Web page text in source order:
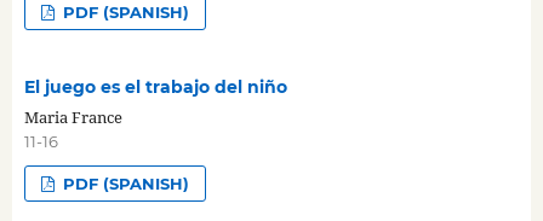
PDF (SPANISH)
El juego es el trabajo del niño
Maria France
11-16
PDF (SPANISH)